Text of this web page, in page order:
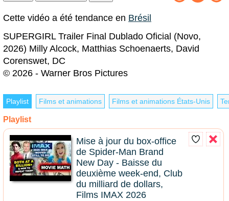
Cette vidéo a été tendance en Brésil
SUPERGIRL Trailer Final Dublado Oficial (Novo,
2026) Milly Alcock, Matthias Schoenaerts, David
Corenswet, DC
© 2026 - Warner Bros Pictures
Playlist Films et animations Films et animations États-Unis
Playlist
Mise à jour du box-office
de Spider-Man Brand
New Day - Baisse du
deuxième week-end, Club
du milliard de dollars,
Films IMAX 2026